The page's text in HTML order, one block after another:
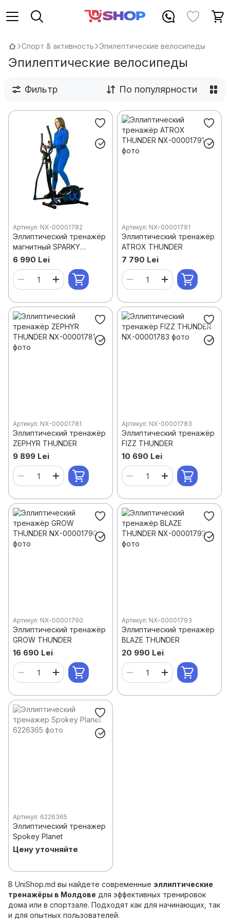
Спорт & активность Эпилептические велосипеды
Эпилептические велосипеды
Фильтр По популярности
Артикул: NX-00001782
Эллиптический тренажёр
магнитный SPARKY
THUNDER
6 990 Lei
Артикул: NX-00001791
Эллиптический тренажёр
ATROX THUNDER
7 790 Lei
Артикул: NX-00001781
Эллиптический тренажёр
ZEPHYR THUNDER
9 899 Lei
Артикул: NX-00001783
Эллиптический тренажёр
FIZZ THUNDER
10 690 Lei
Артикул: NX-00001790
Эллиптический тренажёр
GROW THUNDER
16 690 Lei
Артикул: NX-00001793
Эллиптический тренажёр
BLAZE THUNDER
20 990 Lei
Артикул: 6226365
Эллиптический тренажер
Spokey Planet
Цену уточняйте
В UniShop.md вы найдете современные эллиптические
тренажёры в Молдове для эффективных тренировок
дома или в спортзале. Подходят как для начинающих, так
и для опытных пользователей.